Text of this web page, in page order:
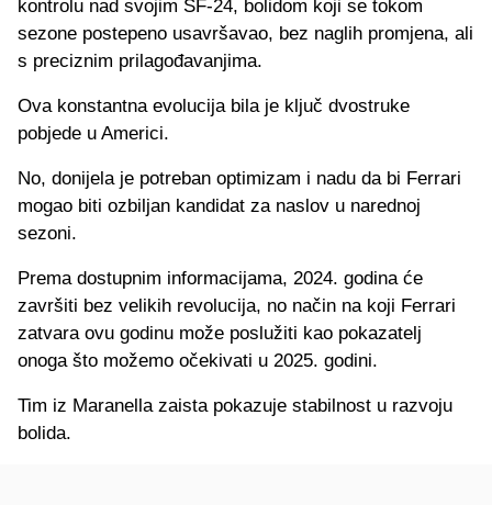
kontrolu nad svojim SF-24, bolidom koji se tokom
sezone postepeno usavršavao, bez naglih promjena, ali
s preciznim prilagođavanjima.
Ova konstantna evolucija bila je ključ dvostruke
pobjede u Americi.
No, donijela je potreban optimizam i nadu da bi Ferrari
mogao biti ozbiljan kandidat za naslov u narednoj
sezoni.
Prema dostupnim informacijama, 2024. godina će
završiti bez velikih revolucija, no način na koji Ferrari
zatvara ovu godinu može poslužiti kao pokazatelj
onoga što možemo očekivati u 2025. godini.
Tim iz Maranella zaista pokazuje stabilnost u razvoju
bolida.